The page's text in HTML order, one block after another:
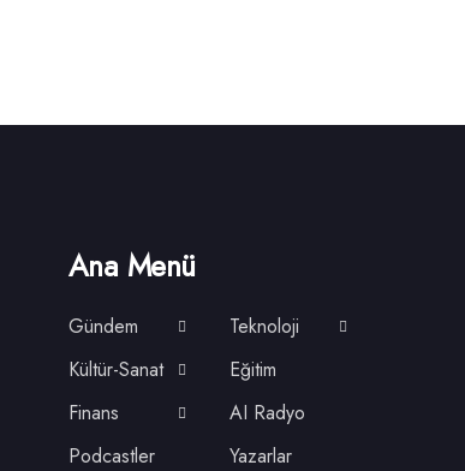
Ana Menü
Gündem
Teknoloji
Kültür-Sanat
Eğitim
Finans
AI Radyo
Podcastler
Yazarlar